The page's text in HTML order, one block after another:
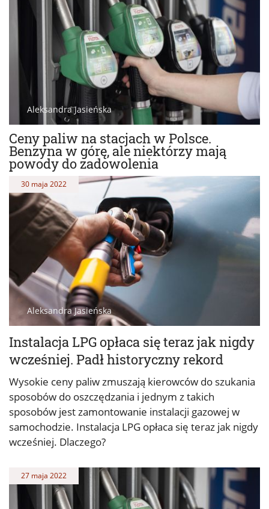
Ceny paliw na stacjach w Polsce.
Benzyna w górę, ale niektórzy mają
powody do zadowolenia
Aleksandra Jasieńska
Instalacja LPG opłaca się teraz jak nigdy
wcześniej. Padł historyczny rekord
30 maja 2022
Aleksandra Jasieńska
Wysokie ceny paliw zmuszają kierowców do szukania
sposobów do oszczędzania i jednym z takich
sposobów jest zamontowanie instalacji gazowej w
samochodzie. Instalacja LPG opłaca się teraz jak nigdy
wcześniej. Dlaczego?
27 maja 2022